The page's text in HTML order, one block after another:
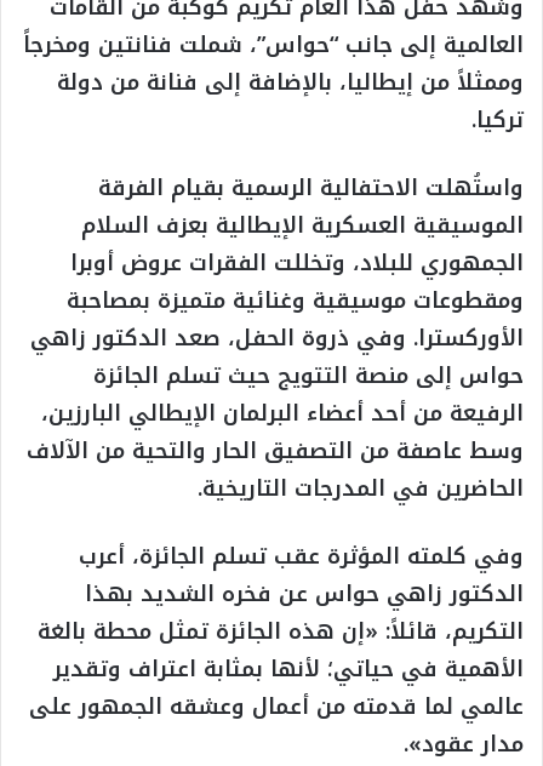
العالمية إلى جانب “حواس”، شملت فنانتين ومخرجاً
وممثلاً من إيطاليا، بالإضافة إلى فنانة من دولة
تركيا.
واستُهلت الاحتفالية الرسمية بقيام الفرقة
الموسيقية العسكرية الإيطالية بعزف السلام
الجمهوري للبلاد، وتخللت الفقرات عروض أوبرا
ومقطوعات موسيقية وغنائية متميزة بمصاحبة
الأوركسترا. وفي ذروة الحفل، صعد الدكتور زاهي
حواس إلى منصة التتويج حيث تسلم الجائزة
الرفيعة من أحد أعضاء البرلمان الإيطالي البارزين،
وسط عاصفة من التصفيق الحار والتحية من الآلاف
الحاضرين في المدرجات التاريخية.
وفي كلمته المؤثرة عقب تسلم الجائزة، أعرب
الدكتور زاهي حواس عن فخره الشديد بهذا
التكريم، قائلاً: «إن هذه الجائزة تمثل محطة بالغة
الأهمية في حياتي؛ لأنها بمثابة اعتراف وتقدير
عالمي لما قدمته من أعمال وعشقه الجمهور على
مدار عقود».